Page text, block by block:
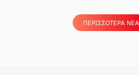
ΠΕΡΙΣΣΟΤΕΡΑ ΝΕΑ